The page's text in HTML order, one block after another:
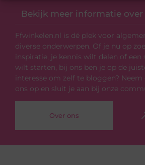
Bekijk meer informatie
Ffwinkelen.nl is dé plek voor
diverse onderwerpen. Of je nu op
inspiratie, je kennis wilt delen of een
wilt starten, bij ons ben je op de
interesse om zelf te bloggen?
ons op en sluit je aan bij onze
Over ons